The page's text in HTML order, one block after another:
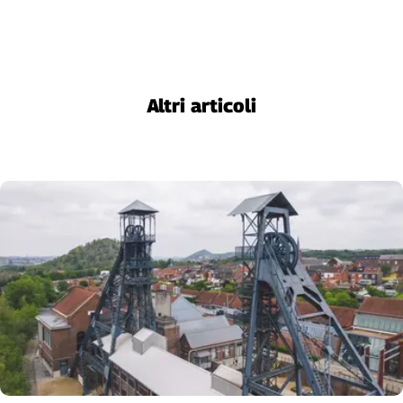
D'Aosta
Veneto
Archivio
Storico
1955-
2014
Altri articoli